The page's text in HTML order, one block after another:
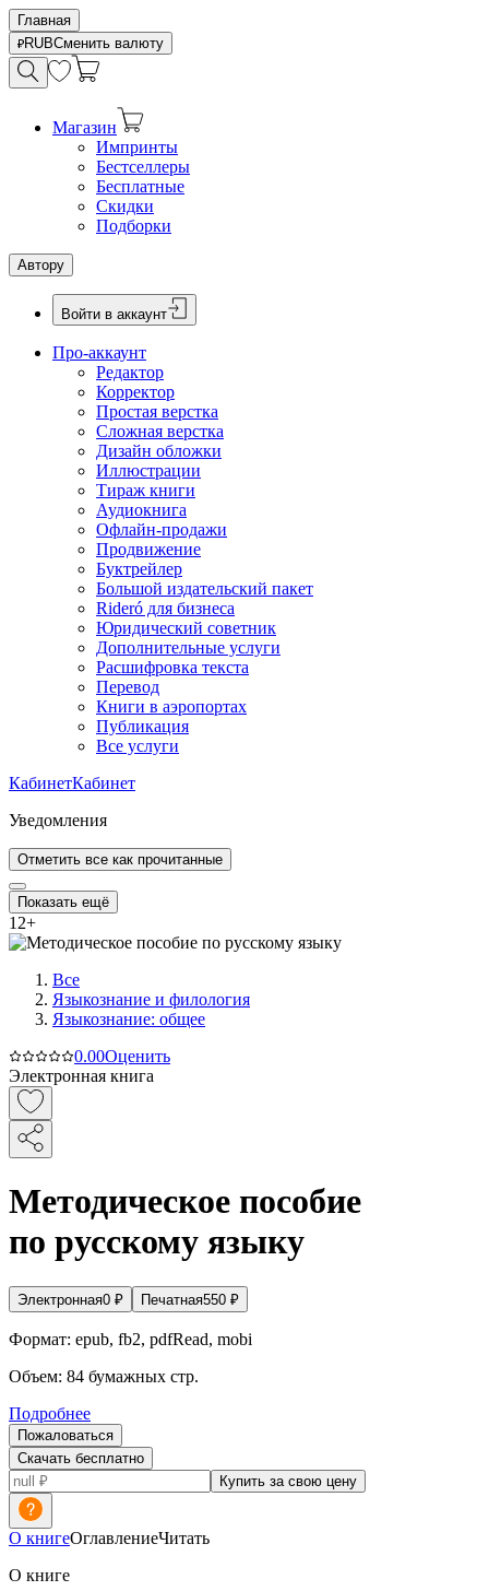
Главная
RUBСменить валюту
Магазин
Импринты
Бестселлеры
Бесплатные
Скидки
Подборки
Автору
Войти в аккаунт
Про-аккаунт
Редактор
Корректор
Простая верстка
Сложная верстка
Дизайн обложки
Иллюстрации
Тираж книги
Аудиокнига
Офлайн-продажи
Продвижение
Буктрейлер
Большой издательский пакет
Rideró для бизнеса
Юридический советник
Дополнительные услуги
Расшифровка текста
Перевод
Книги в аэропортах
Публикация
Все услуги
КабинетКабинет
Уведомления
Отметить все как прочитанные
Показать ещё
12+
Все
Языкознание и филология
Языкознание: общее
0.00Оценить
Электронная книга
Методическое пособие
по русскому языку
Электронная0 ₽ Печатная550 ₽
Формат: epub, fb2, pdfRead, mobi
Объем: 84 бумажных стр.
Подробнее
Пожаловаться
Скачать бесплатно
Купить за свою цену
О книгеОглавлениеЧитать
О книге